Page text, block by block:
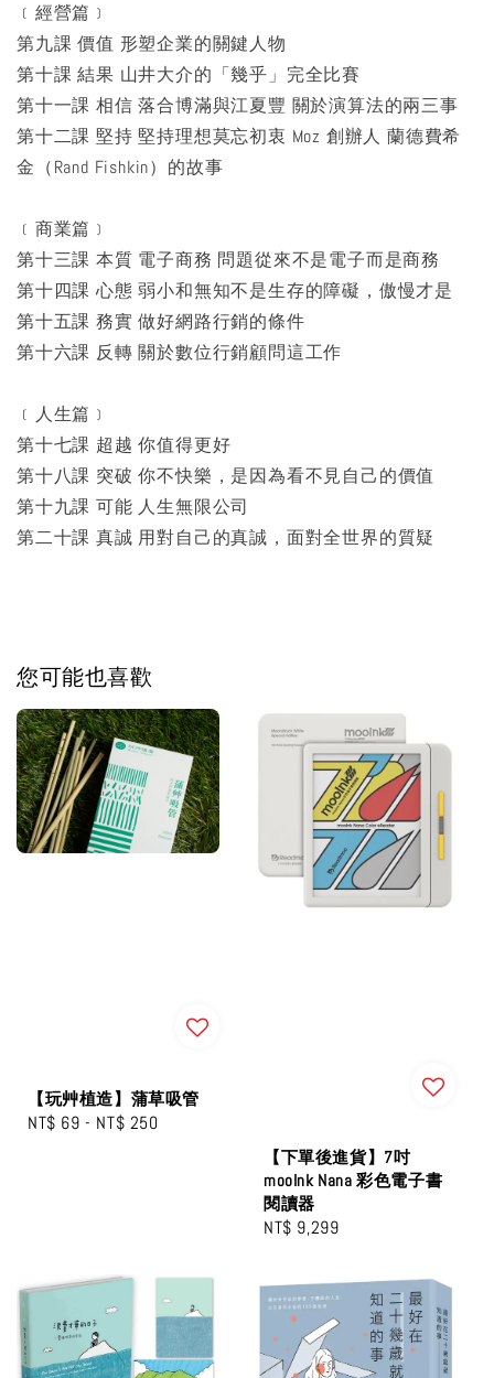
﹝經營篇﹞
第九課 價值 形塑企業的關鍵人物
第十課 結果 山井大介的「幾乎」完全比賽
第十一課 相信 落合博滿與江夏豐 關於演算法的兩三事
第十二課 堅持 堅持理想莫忘初衷 Moz 創辦人 蘭德費希
金（Rand Fishkin）的故事
﹝商業篇﹞
第十三課 本質 電子商務 問題從來不是電子而是商務
第十四課 心態 弱小和無知不是生存的障礙，傲慢才是
第十五課 務實 做好網路行銷的條件
第十六課 反轉 關於數位行銷顧問這工作
﹝人生篇﹞
第十七課 超越 你值得更好
第十八課 突破 你不快樂，是因為看不見自己的價值
第十九課 可能 人生無限公司
第二十課 真誠 用對自己的真誠，面對全世界的質疑
您可能也喜歡
【玩艸植造】蒲草吸管
Regular
NT$ 69 - NT$ 250
【下單後進貨】7吋
mooInk Nana 彩色電子書
閱讀器
Regular
NT$ 9,299